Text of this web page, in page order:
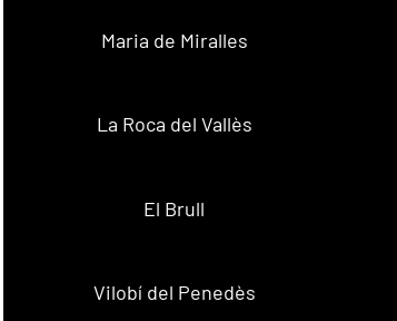
Maria de Miralles
La Roca del Vallès
El Brull
Vilobí del Penedès